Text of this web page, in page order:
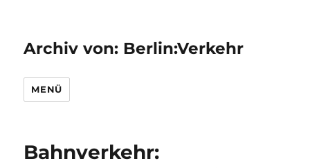
Archiv von: Berlin:Verkehr
MENÜ
Bahnverkehr: